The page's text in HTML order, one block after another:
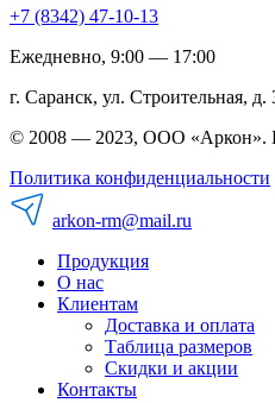
+7 (8342) 47-10-13
Ежедневно, 9:00 — 17:00
г. Саранск, ул. Строительная, д.
© 2008 — 2023, ООО «Аркон».
Политика конфиденциальности
arkon-rm@mail.ru
Продукция
О нас
Клиентам
Доставка и оплата
Таблица размеров
Скидки и акции
Контакты